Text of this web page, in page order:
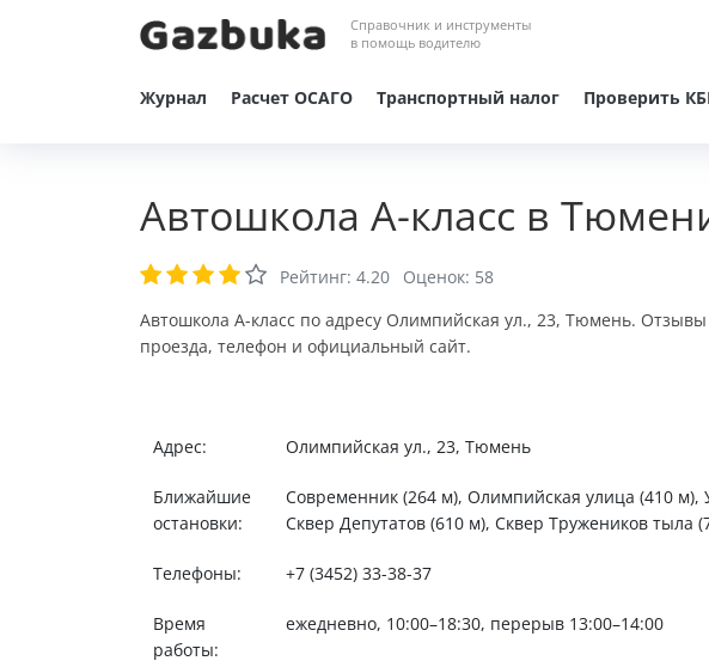
Справочник и инструменты
в помощь водителю
Журнал Расчет ОСАГО Транспортный налог Проверить
Автошкола А-класс в
Рейтинг: 4.20 Оценок: 58
Автошкола А-класс по адресу Олимпийская ул., 23, Тюмень.
проезда, телефон и официальный сайт.
Адрес: Олимпийская ул., 23, Тюмень
Ближайшие
остановки:
Современник (264 м), Олимпийская улица (410 м),
Сквер Депутатов (610 м), Сквер Тружеников тыла
Телефоны: +7 (3452) 33-38-37
Время
работы:
ежедневно, 10:00–18:30, перерыв 13:00–14:00